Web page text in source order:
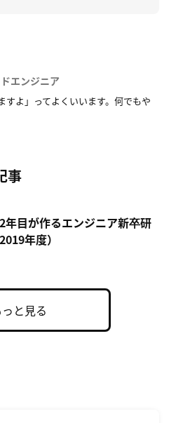
エンジニア
すよ」ってよくいいます。何でもや
事
年目が作るエンジニア新卒研
年度）
と見る